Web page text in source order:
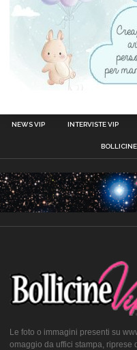
NEWS VIP INTERVISTE VIP
Le foto o immagini presenti su
omaggio da uffici stampa, riprese